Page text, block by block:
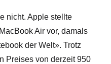
nicht. Apple stellte
Air vor, damals
der Welt». Trotz
Preises von derzeit 950